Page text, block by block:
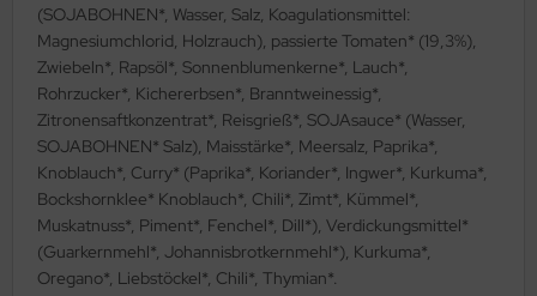
(SOJABOHNEN*, Wasser, Salz, Koagulationsmittel:
Magnesiumchlorid, Holzrauch), passierte Tomaten* (19,3%),
Zwiebeln*, Rapsöl*, Sonnenblumenkerne*, Lauch*,
Rohrzucker*, Kichererbsen*, Branntweinessig*,
Zitronensaftkonzentrat*, Reisgrieß*, SOJAsauce* (Wasser,
SOJABOHNEN* Salz), Maisstärke*, Meersalz, Paprika*,
Knoblauch*, Curry* (Paprika*, Koriander*, Ingwer*, Kurkuma*,
Bockshornklee* Knoblauch*, Chili*, Zimt*, Kümmel*,
Muskatnuss*, Piment*, Fenchel*, Dill*), Verdickungsmittel*
(Guarkernmehl*, Johannisbrotkernmehl*), Kurkuma*,
Oregano*, Liebstöckel*, Chili*, Thymian*.